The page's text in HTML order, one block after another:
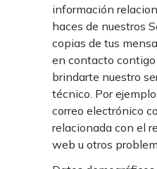
información
haces de nuestros
copias de tus
en contacto
brindarte nuestro
técnico. Por
correo electrónico
relacionada con el
web u otros